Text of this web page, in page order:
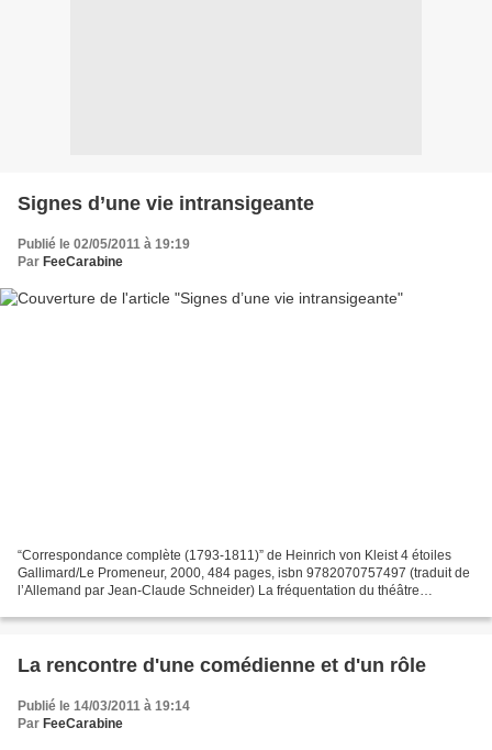
Signes d’une vie intransigeante
Publié le 02/05/2011 à 19:19
Par FeeCarabine
“Correspondance complète (1793-1811)” de Heinrich von Kleist 4 étoiles
Gallimard/Le Promeneur, 2000, 484 pages, isbn 9782070757497 (traduit de
l’Allemand par Jean-Claude Schneider) La fréquentation du théâtre
La rencontre d'une comédienne et d'un rôle
Publié le 14/03/2011 à 19:14
Par FeeCarabine